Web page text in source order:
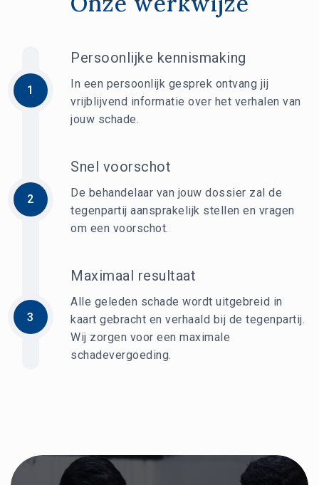
1
Persoonlijke kennismaking
In een persoonlijk gesprek ontvang jij
vrijblijvend informatie over het verhalen van
jouw schade.
2
Snel voorschot
De behandelaar van jouw dossier zal de
tegenpartij aansprakelijk stellen en vragen
om een voorschot.
3
Maximaal resultaat
Alle geleden schade wordt uitgebreid in
kaart gebracht en verhaald bij de tegenpartij.
Wij zorgen voor een maximale
schadevergoeding.